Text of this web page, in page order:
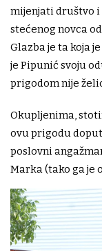
mijenjati društvo i
stećenog novca
Glazba je ta koja
je Pipunić svoju
prigodom nije
Okupljenima,
ovu prigodu
poslovni
Marka (tako ga je